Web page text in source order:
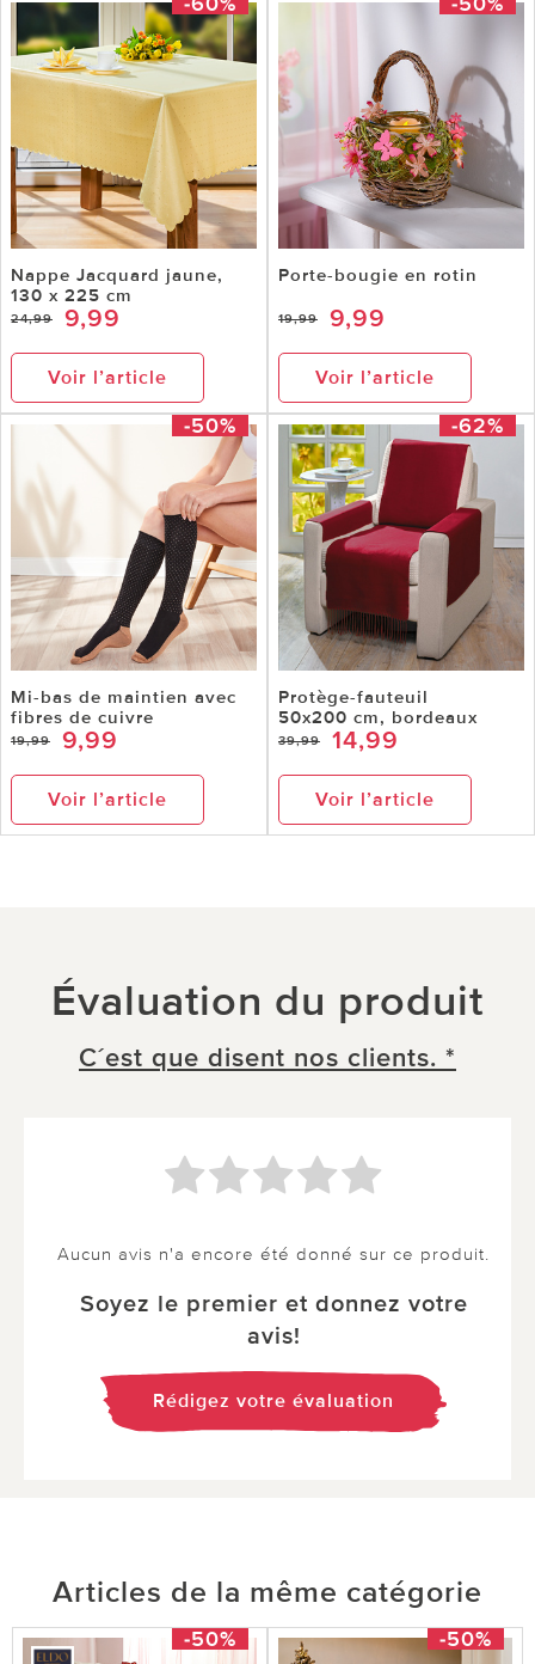
Nappe Jacquard jaune,
130 x 225 cm
24,99 9,99
Voir l’article
Porte-bougie en rotin
19,99 9,99
Voir l’article
-50%
Mi-bas de maintien avec
fibres de cuivre
19,99 9,99
Voir l’article
-62%
Protège-fauteuil
50x200 cm, bordeaux
39,99 14,99
Voir l’article
Évaluation du produit
C´est que disent nos clients. *
Aucun avis n'a encore été donné sur ce produit.
Soyez le premier et donnez votre
avis!
Rédigez votre évaluation
Articles de la même catégorie
-50% -50%